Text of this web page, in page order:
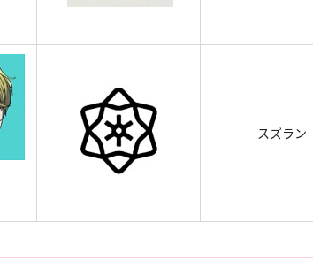
スズラン